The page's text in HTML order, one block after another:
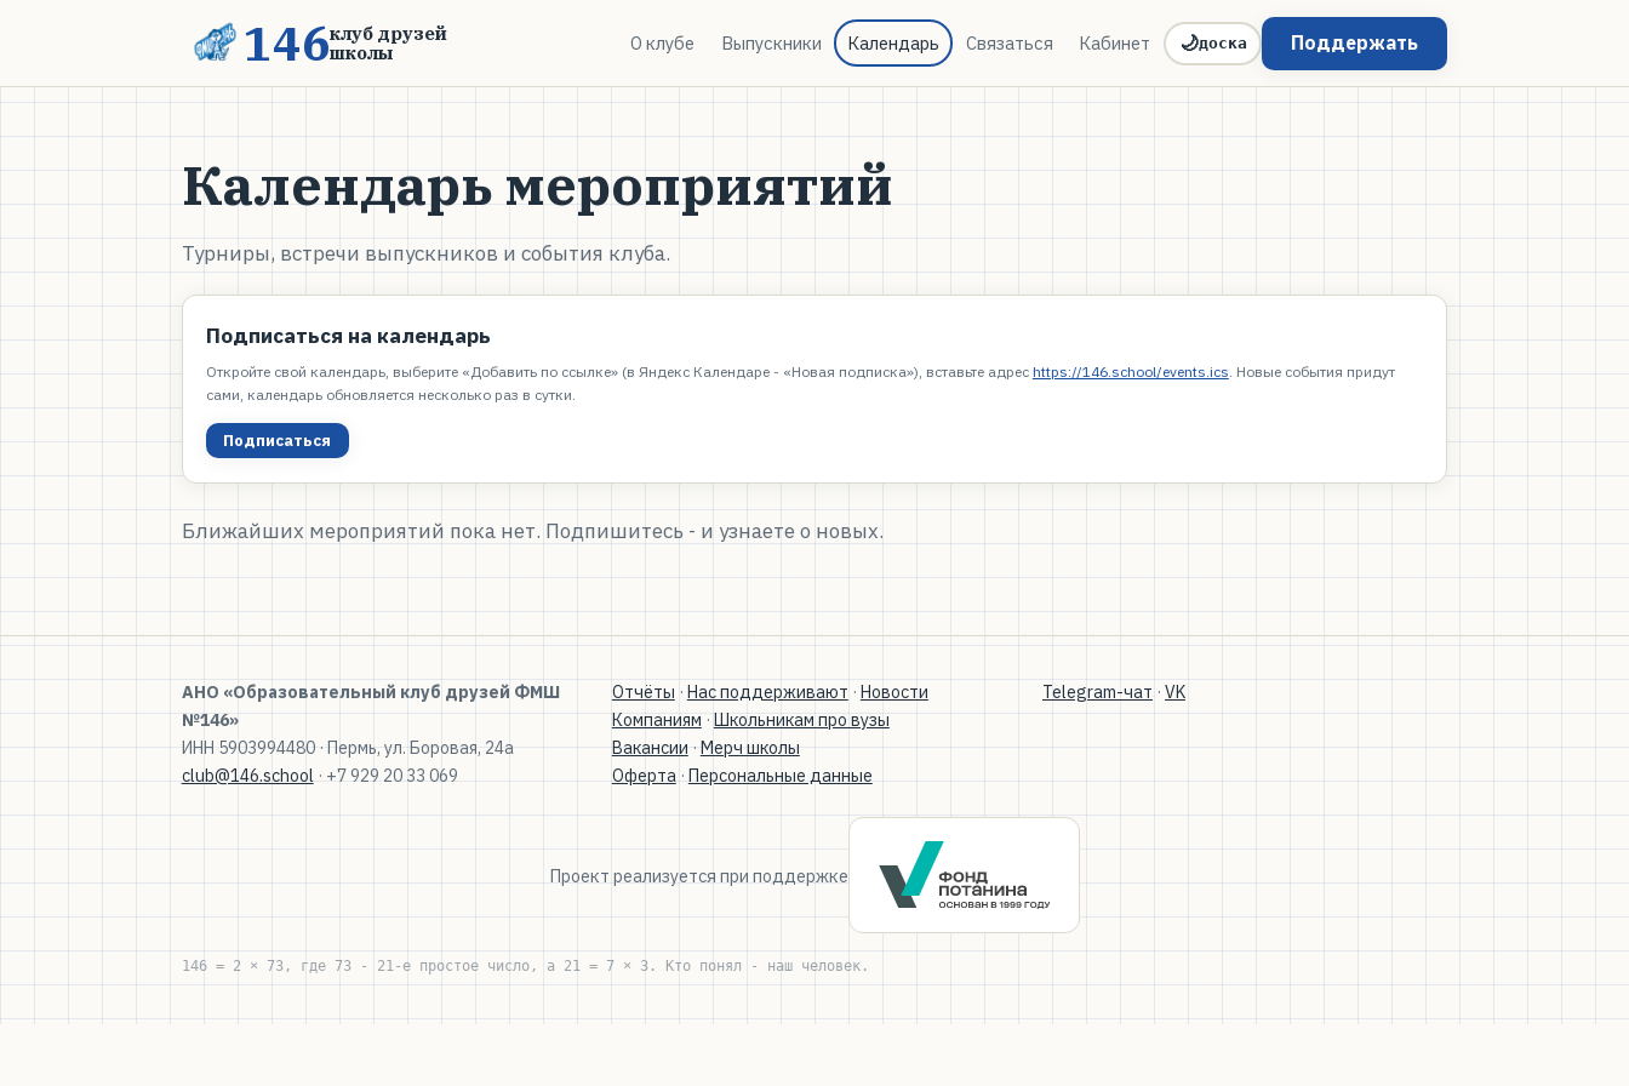
146клуб друзей
школы
О клубе Выпускники Календарь Связаться Кабинет 🌙доска Поддержать
Календарь мероприятий
Турниры, встречи выпускников и события клуба.
Подписаться на календарь
Откройте свой календарь, выберите «Добавить по ссылке» (в Яндекс Календаре - «Новая подписка»), вставьте адрес https://146.school/events.ics. Новые события придут
сами, календарь обновляется несколько раз в сутки.
Подписаться
Ближайших мероприятий пока нет. Подпишитесь - и узнаете о новых.
АНО «Образовательный клуб друзей ФМШ
№146»
ИНН 5903994480 · Пермь, ул. Боровая, 24а
club@146.school· +7 929 20 33 069
Отчёты · Нас поддерживают · Новости
Компаниям · Школьникам про вузы
Вакансии · Мерч школы
Оферта· Персональные данные
Telegram-чат · VK
Проект реализуется при поддержке
146 = 2 × 73, где 73 - 21-е простое число, а 21 = 7 × 3. Кто понял - наш человек.